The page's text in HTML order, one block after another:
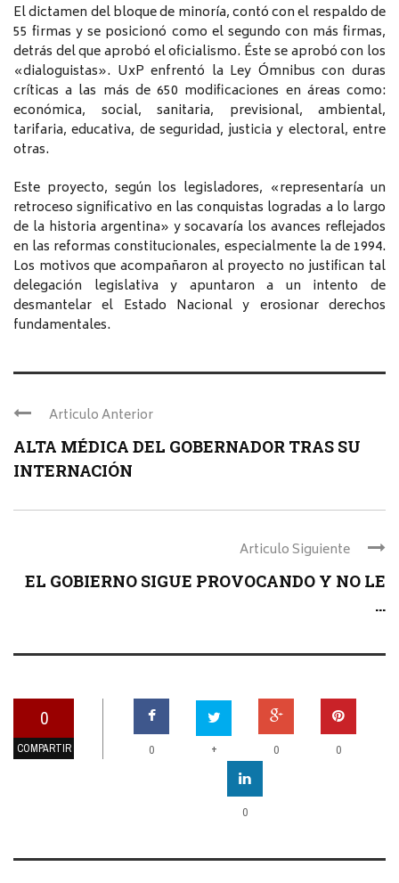
El dictamen del bloque de minoría, contó con el respaldo de
55 firmas y se posicionó como el segundo con más firmas,
detrás del que aprobó el oficialismo. Éste se aprobó con los
«dialoguistas». UxP enfrentó la Ley Ómnibus con duras
críticas a las más de 650 modificaciones en áreas como:
económica, social, sanitaria, previsional, ambiental,
tarifaria, educativa, de seguridad, justicia y electoral, entre
otras.
Este proyecto, según los legisladores, «representaría un
retroceso significativo en las conquistas logradas a lo largo
de la historia argentina» y socavaría los avances reflejados
en las reformas constitucionales, especialmente la de 1994.
Los motivos que acompañaron al proyecto no justifican tal
delegación legislativa y apuntaron a un intento de
desmantelar el Estado Nacional y erosionar derechos
fundamentales.
Articulo Anterior
ALTA MÉDICA DEL GOBERNADOR TRAS SU
INTERNACIÓN
Articulo Siguiente
EL GOBIERNO SIGUE PROVOCANDO Y NO LE
...
0
COMPARTIR 0 + 0 0
0